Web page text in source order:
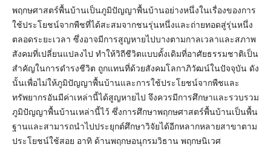
พฤกษศาสตร์พื้นบ้านเป็นภูมิปัญญาพื้นบ้านอย่างหนึ่งในเรื่องของการ
ใช้ประโยชน์จากพืชที่ได้สะสมจากชนรุ่นหนึ่งและถ่ายทอดสู่รุ่นหนึ่ง
ตลอดระยะเวลา ซึ่งอาจมีการสูญหายไปบางตามกาลเวลาและสภาพ
สังคมที่เปลี่ยนแปลงไป ทำให้วิถีชีวิตแบบดั้งเดิมที่อาศัยธรรมชาติเป็น
สำคัญในการดำรงชีวิต ถูกแทนที่ด้วยสังคมโลกาภิวัฒน์ในปัจจุบัน ดัง
นั้นเพื่อไม่ให้ภูมิปัญญาพื้นบ้านและการใช้ประโยชน์จากพืชและ
ทรัพยากรอันมีค่าเหล่านี้ได้สูญหายไป จึงควรมีการศึกษาและรวบรวม
ภูมิปัญญาพื้นบ้านเหล่านี้ไว้ ซึ่งการศึกษาพฤกษศาสตร์พื้นบ้านเป็นพื้น
ฐานและสามารถนำไปประยุกต์ศึกษาวิจัยได้อีกหลากหลายสาขาตาม
ประโยชน์ใช้สอย อาทิ ด้านพฤกษอนุกรมวิธาน พฤกษนิเวศ